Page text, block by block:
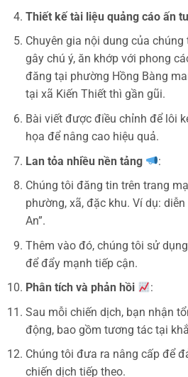
Thiết kế tài liệu quảng cáo ấn
Chuyên gia nội dung của
gây chú ý, ăn khớp với phong
đăng tại phường Hồng Bàng
tại xã Kiến Thiết thì gần gũi.
Bài viết được điều chỉnh để lôi
họa để nâng cao hiệu quả.
Lan tỏa nhiều nền tảng
:
Chúng tôi đăng tin trên trang
phường, xã, đặc khu. Ví dụ:
An”.
Thêm vào đó, chúng tôi sử
để đẩy mạnh tiếp cận.
Phân tích và phản hồi
:
Sau mỗi chiến dịch, bạn nhận
động, bao gồm tương tác tại
Chúng tôi đưa ra nâng cấp để
chiến dịch tiếp theo.